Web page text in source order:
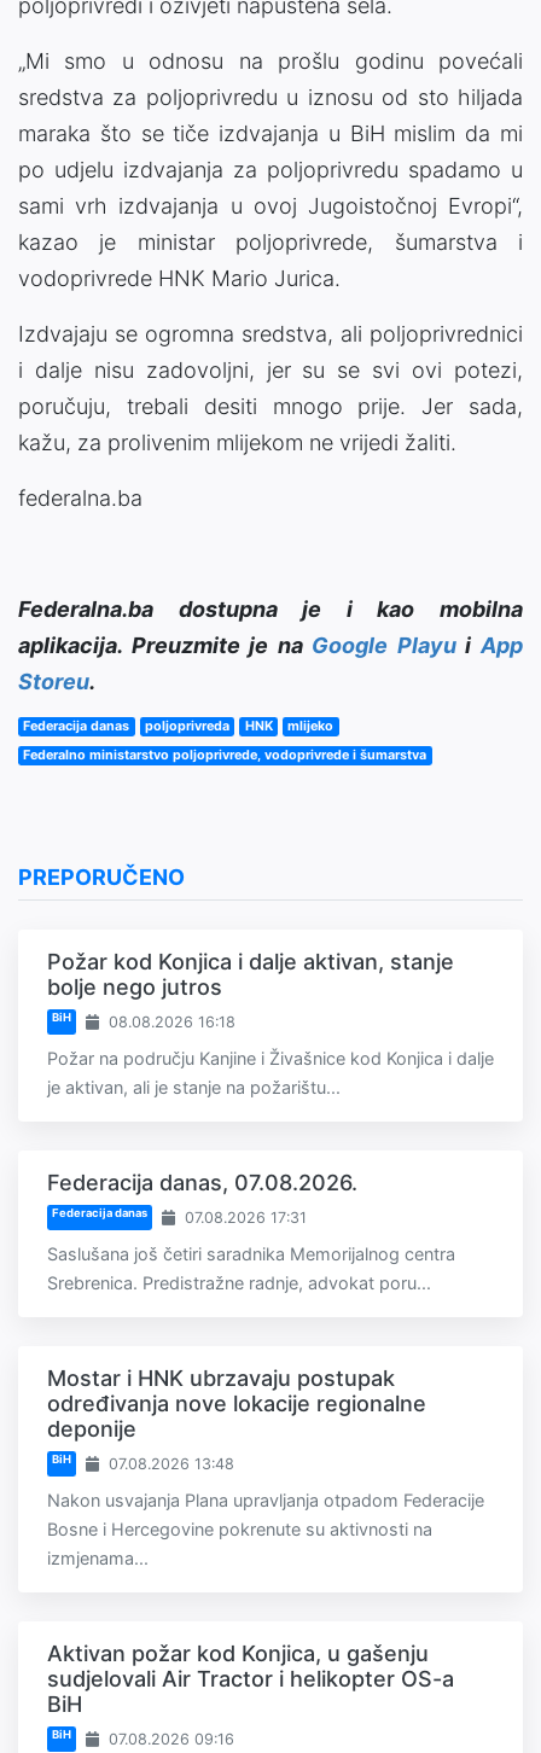
poljoprivredi i oživjeti napuštena sela.
„Mi smo u odnosu na prošlu godinu povećali
sredstva za poljoprivredu u iznosu od sto hiljada
maraka što se tiče izdvajanja u BiH mislim da mi
po udjelu izdvajanja za poljoprivredu spadamo u
sami vrh izdvajanja u ovoj Jugoistočnoj Evropi“,
kazao je ministar poljoprivrede, šumarstva i
vodoprivrede HNK Mario Jurica.
Izdvajaju se ogromna sredstva, ali poljoprivrednici
i dalje nisu zadovoljni, jer su se svi ovi potezi,
poručuju, trebali desiti mnogo prije. Jer sada,
kažu, za prolivenim mlijekom ne vrijedi žaliti.
federalna.ba
Federalna.ba dostupna je i kao mobilna
aplikacija. Preuzmite je na Google PlayuiApp
Storeu.
Federacija danas poljoprivreda HNK
mlijeko
Federalno ministarstvo poljoprivrede, vodoprivrede i šumarstva
PREPORUČENO
Požar kod Konjica i dalje aktivan, stanje
bolje nego jutros
BiH 08.08.2026 16:18
Požar na području Kanjine i Živašnice kod Konjica i dalje
je aktivan, ali je stanje na požarištu...
Federacija danas, 07.08.2026.
Federacija danas 07.08.2026 17:31
Saslušana još četiri saradnika Memorijalnog centra
Srebrenica. Predistražne radnje, advokat poru...
Mostar i HNK ubrzavaju postupak
određivanja nove lokacije regionalne
deponije
BiH 07.08.2026 13:48
Nakon usvajanja Plana upravljanja otpadom Federacije
Bosne i Hercegovine pokrenute su aktivnosti na
izmjenama...
Aktivan požar kod Konjica, u gašenju
sudjelovali Air Tractor i helikopter OS-a
BiH
BiH 07.08.2026 09:16